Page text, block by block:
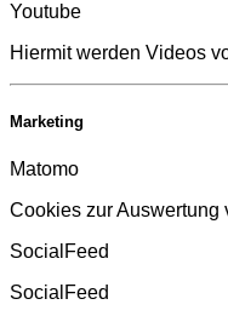
Youtube
Hiermit werden Videos
Marketing
Matomo
Cookies zur Auswertung
SocialFeed
SocialFeed